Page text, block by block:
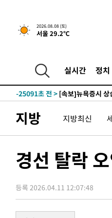
2026.08.08 (토)
서울 29.2℃
실시간 정치
-31965초 전 > '최고 37도' 폭염
-25091초 전 >
-31965초 전 > '최고 37도' 폭염
지방 지방최신
경선 탈락
등록 2026.04.11 12:07:48